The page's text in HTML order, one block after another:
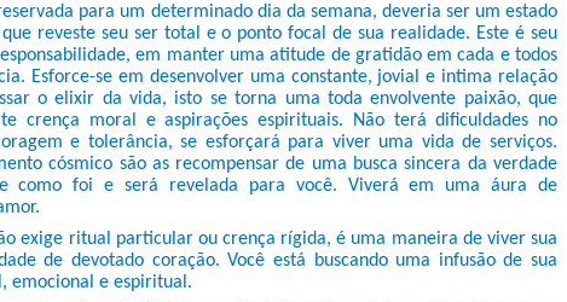
para um determinado dia da semana, deveria ser um estado
reveste seu ser total e o ponto focal de sua realidade. Este é seu
em manter uma atitude de gratidão em cada e todos
Esforce-se em desenvolver uma constante, jovial e intima relação
o elixir da vida, isto se torna uma toda envolvente paixão, que
crença moral e aspirações espirituais. Não terá dificuldades no
e tolerância, se esforçará para viver uma vida de serviços.
cósmico são as recompensar de uma busca sincera da verdade
como foi e será revelada para você. Viverá em uma áura de
exige ritual particular ou crença rígida, é uma maneira de viver sua
de devotado coração. Você está buscando uma infusão de sua
emocional e espiritual.